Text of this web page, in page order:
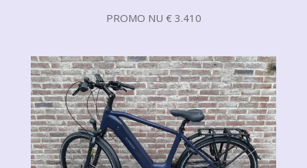
PROMO NU € 3.410